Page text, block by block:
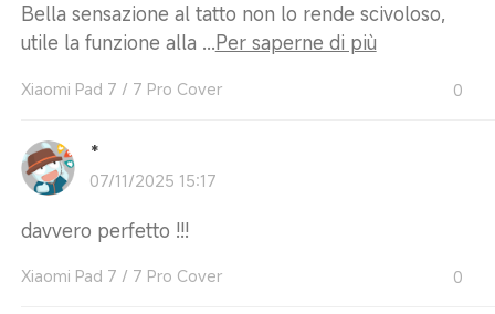
Bella sensazione al tatto non lo rende scivoloso,
utile la funzione alla ...Per saperne di più
Xiaomi Pad 7 / 7 Pro Cover 0
*
07/11/2025 15:17
davvero perfetto !!!
Xiaomi Pad 7 / 7 Pro Cover 0